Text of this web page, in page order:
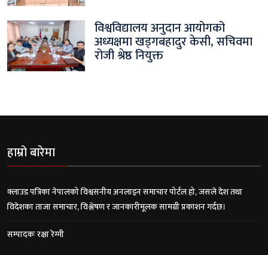
विश्वविद्यालय अनुदान आयोगको
अध्यक्षमा खड्गबहादुर केसी, सचिवमा
रोजी श्रेष्ठ नियुक्त
हाम्रो बारेमा
क्लाउड पत्रिका नेपालको विश्वसनीय अनलाइन समाचार पोर्टल हो, जसले देश तथा
विदेशका ताजा समाचार, विश्लेषण र जानकारीमूलक सामग्री प्रकाशन गर्दछ।
सम्पादकः रक्षा रेग्मी